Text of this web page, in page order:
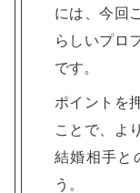
には、今回
らしいプロ
です。
ポイントを
ことで、よ
結婚相手と
う。